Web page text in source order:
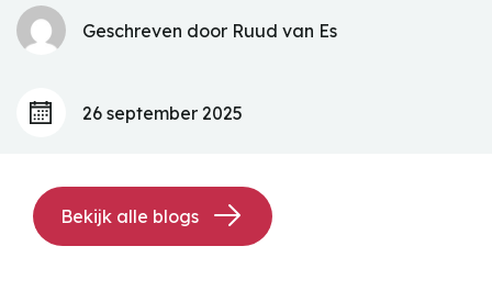
Geschreven door Ruud van Es
26 september 2025
Bekijk alle blogs